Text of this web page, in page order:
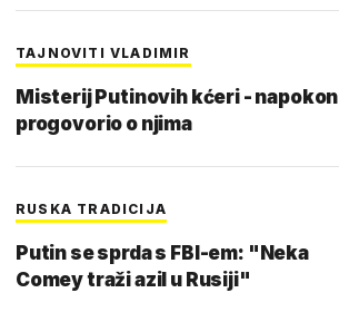
TAJNOVITI VLADIMIR
Misterij Putinovih kćeri - napokon
progovorio o njima
RUSKA TRADICIJA
Putin se sprda s FBI-em: "Neka
Comey traži azil u Rusiji"